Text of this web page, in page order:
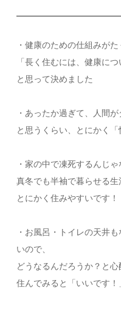
・健康のための仕組みが
「長く住むには、健康に
と思って決めました
・あったか過ぎて、人間
と思うくらい、とにかく
・家の中で凍死するんじ
真冬でも半袖で暮らせる生
とにかく住みやすいです！
・お風呂・トイレの天井
いので、
どうなるんだろうか？と心
住んでみると「いいです！